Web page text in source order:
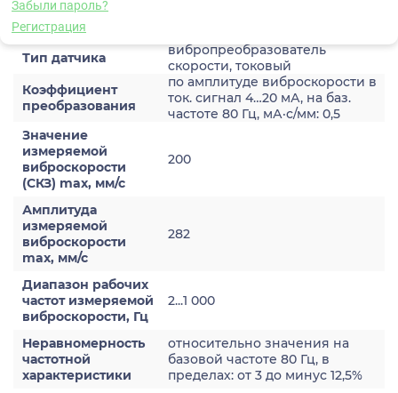
Забыли пароль?
Регистрация
Характеристики
Тип датчика
вибропреобразователь
скорости, токовый
Коэффициент
преобразования
по амплитуде виброскорости в
ток. сигнал 4…20 мА, на баз.
частоте 80 Гц, мА·с/мм: 0,5
Значение
измеряемой
виброскорости
(СКЗ) max, мм/с
200
Амплитуда
измеряемой
виброскорости
max, мм/с
282
Диапазон рабочих
частот измеряемой
виброскорости, Гц
2...1 000
Неравномерность
частотной
характеристики
относительно значения на
базовой частоте 80 Гц, в
пределах: от 3 до минус 12,5%